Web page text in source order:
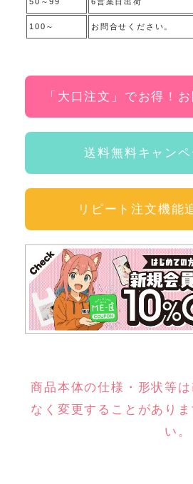
100～ お問合せください。
「大口注文」でお得！
送料無料キャンペ
リピート注文機能
商品本体の仕様・形状等
なく変更することがあり
い。